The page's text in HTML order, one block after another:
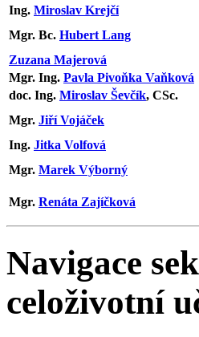
Ing. Miroslav Krejčí
Mgr. Bc. Hubert Lang
Zuzana Majerová
Mgr. Ing. Pavla Pivoňka Vaňková
doc. Ing. Miroslav Ševčík, CSc.
Mgr. Jiří Vojáček
Ing. Jitka Volfová
Mgr. Marek Výborný
Mgr. Renáta Zajíčková
Navigace
celoživotní